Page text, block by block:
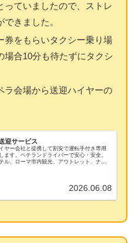
っていましたので、ストレ
きました。
券をもらいタクシー乗り場
場合10分も待たずにタクシ
ラ会場から送迎ハイヤーの
迎サービス
ヤー会社と提携して割安で運転手付き専用
ます。ベテランドライバーで安心・安全。
ル、ローマ市内観光、アウトレット、ナポ
2026.06.08